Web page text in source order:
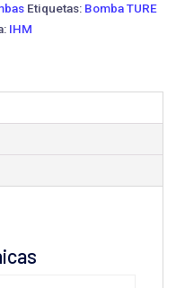
Etiquetas: Bomba TURE
IHM